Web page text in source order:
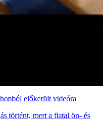
előkerült videóra
történt, mert a fiatal ön- és